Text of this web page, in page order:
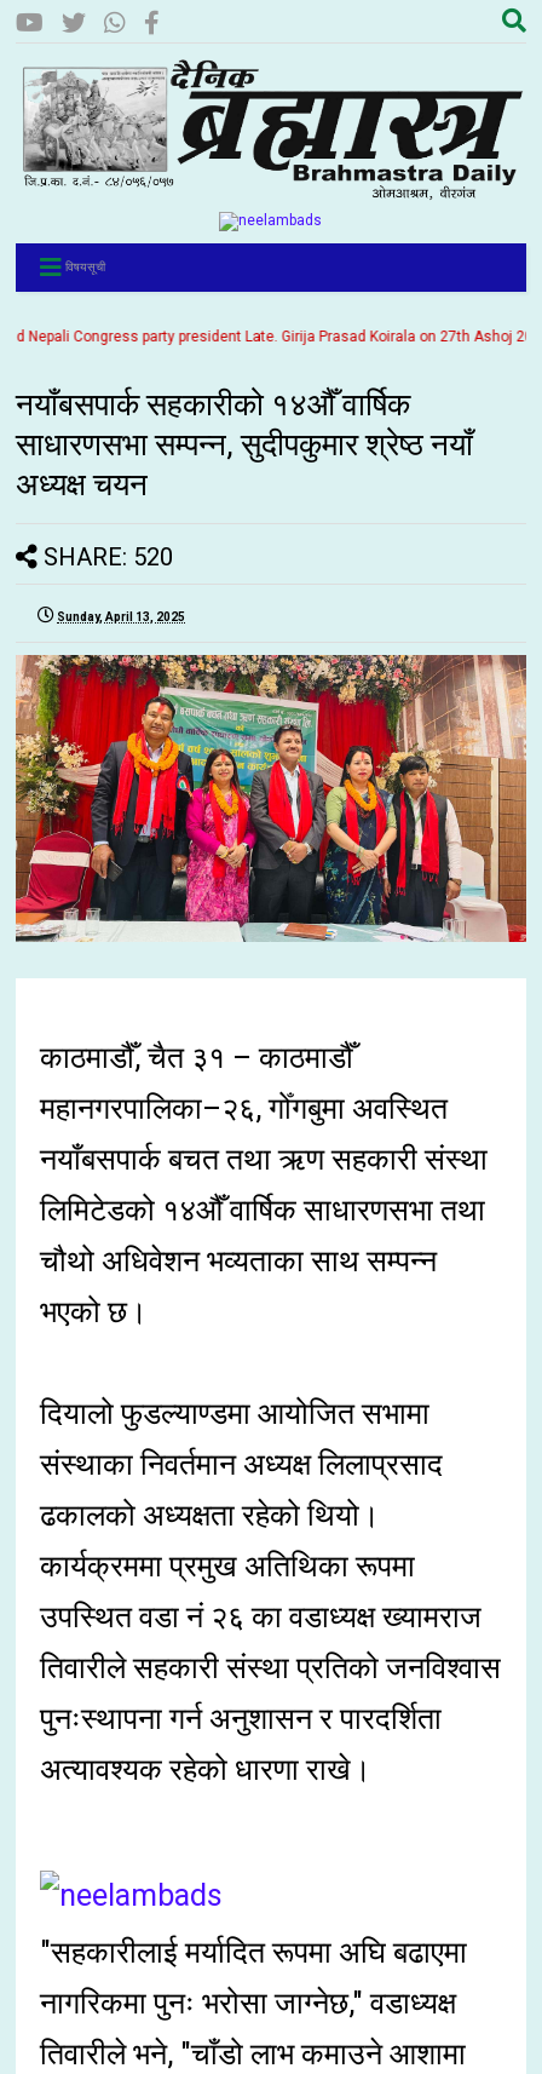
विषयसूची
Congress party president Late. Girija Prasad Koirala on 27th Ashoj
नयाँबसपार्क सहकारीको १४औँ वार्षिक
साधारणसभा सम्पन्न, सुदीपकुमार श्रेष्ठ नयाँ
अध्यक्ष चयन
SHARE: 520
Sunday, April 13, 2025
काठमाडौँ, चैत ३१ – काठमाडौँ
महानगरपालिका–२६, गोँगबुमा अवस्थित
नयाँबसपार्क बचत तथा ऋण सहकारी संस्था
लिमिटेडको १४औँ वार्षिक साधारणसभा तथा
चौथो अधिवेशन भव्यताका साथ सम्पन्न
भएको छ।
दियालो फुडल्याण्डमा आयोजित सभामा
संस्थाका निवर्तमान अध्यक्ष लिलाप्रसाद
ढकालको अध्यक्षता रहेको थियो।
कार्यक्रममा प्रमुख अतिथिका रूपमा
उपस्थित वडा नं २६ का वडाध्यक्ष ख्यामराज
तिवारीले सहकारी संस्था प्रतिको जनविश्वास
पुनःस्थापना गर्न अनुशासन र पारदर्शिता
अत्यावश्यक रहेको धारणा राखे।
"सहकारीलाई मर्यादित रूपमा अघि बढाएमा
नागरिकमा पुनः भरोसा जाग्नेछ," वडाध्यक्ष
तिवारीले भने, "चाँडो लाभ कमाउने आशामा